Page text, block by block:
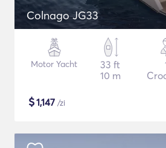
Colnago JG33
Motor Yacht
33 ft
10 m
$1,147 /zi